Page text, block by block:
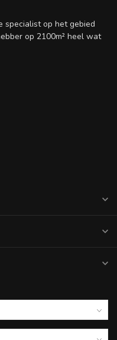
specialist op het gebied
op 2100m² heel wat